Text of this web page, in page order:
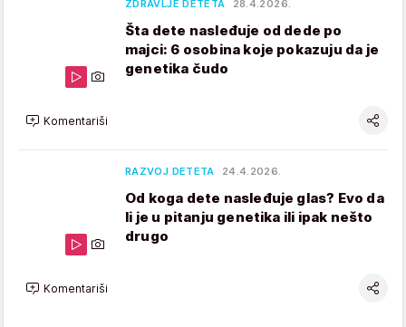
ZDRAVLJE DETETA 28.4.2026.
Šta dete nasleđuje od dede po
majci: 6 osobina koje pokazuju da je
genetika čudo
Komentariši
RAZVOJ DETETA 24.4.2026.
Od koga dete nasleđuje glas? Evo da
li je u pitanju genetika ili ipak nešto
drugo
Komentariši